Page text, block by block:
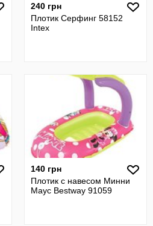
240 грн
Плотик Серфинг 58152
Intex
140 грн
Плотик с навесом Минни
Маус Bestway 91059